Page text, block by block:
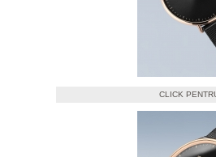
CLICK